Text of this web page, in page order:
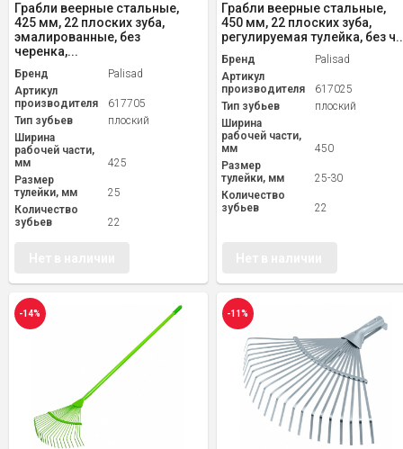
Грабли веерные стальные,
425 мм, 22 плоских зуба,
эмалированные, без
черенка,...
Бренд
Palisad
Артикул
производителя
617705
Тип зубьев
плоский
Ширина
рабочей части,
мм
425
Размер
тулейки, мм
25
Количество
зубьев
22
Грабли веерные стальные,
450 мм, 22 плоских зуба,
регулируемая тулейка, без
Бренд
Palisad
Артикул
производителя
617025
Тип зубьев
плоский
Ширина
рабочей части,
мм
450
Размер
тулейки, мм
25-30
Количество
зубьев
22
-14% -11%